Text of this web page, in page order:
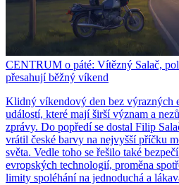
CENTRUM o páté: Vítězný Salač,
přesahují běžný víkend
Klidný víkendový den bez výrazných
událostí, které mají širší význam a
zprávy. Do popředí se dostal Filip
vrátil české barvy na nejvyšší příčku
světa. Vedle toho se řešilo také
evropských technologií, proměna
limity spoléhání na jednoduchá a